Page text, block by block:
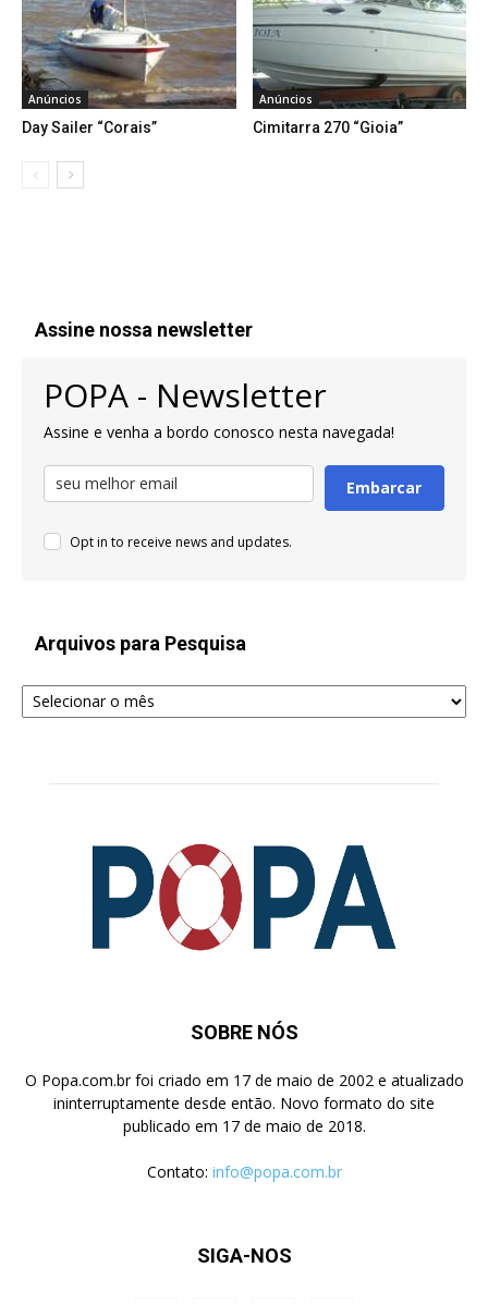
Anúncios
Day Sailer “Corais”
Anúncios
Cimitarra 270 “Gioia”
Assine nossa newsletter
POPA - Newsletter
Assine e venha a bordo conosco nesta navegada!
Embarcar
Opt in to receive news and updates.
Arquivos para Pesquisa
Arquivos
para
SOBRE NÓS
O Popa.com.br foi criado em 17 de maio de 2002 e atualizado
ininterruptamente desde então. Novo formato do site
publicado em 17 de maio de 2018.
Contato: info@popa.com.br
SIGA-NOS